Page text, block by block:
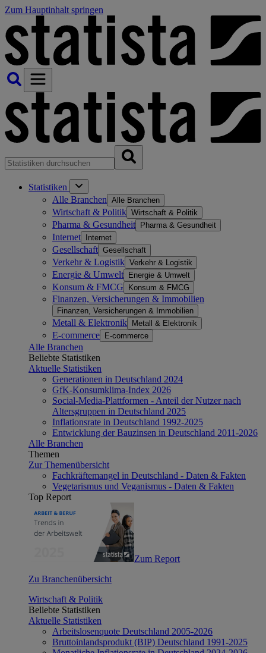
Zum Hauptinhalt springen
Statistiken
Alle Branchen Alle Branchen
Wirtschaft & Politik Wirtschaft & Politik
Pharma & Gesundheit Pharma & Gesundheit
Internet Internet
Gesellschaft Gesellschaft
Verkehr & Logistik Verkehr & Logistik
Energie & Umwelt Energie & Umwelt
Konsum & FMCG Konsum & FMCG
Finanzen, Versicherungen & Immobilien
Finanzen, Versicherungen & Immobilien
Metall & Elektronik Metall & Elektronik
E-commerce E-commerce
Alle Branchen
Beliebte Statistiken
Aktuelle Statistiken
Generationen in Deutschland 2024
GfK-Konsumklima-Index 2026
Social-Media-Plattformen - Anteil der Nutzer nach
Altersgruppen in Deutschland 2025
Inflationsrate in Deutschland 1992-2025
Entwicklung der Bauzinsen in Deutschland 2011-2026
Alle Branchen
Themen
Zur Themenübersicht
Fachkräftemangel in Deutschland - Daten & Fakten
Vegetarismus und Veganismus - Daten & Fakten
Top Report
Zum Report
Zu Branchenübersicht
Wirtschaft & Politik
Beliebte Statistiken
Aktuelle Statistiken
Arbeitslosenquote Deutschland 2005-2026
Bruttoinlandsprodukt (BIP) Deutschland 1991-2025